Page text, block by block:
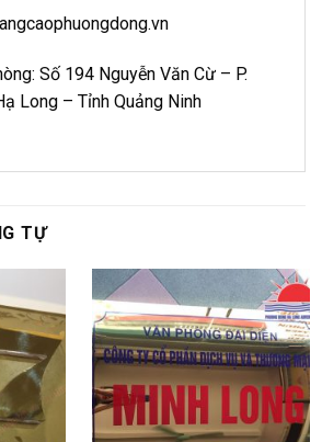
Số 194 Nguyễn Văn Cừ – P.
Long – Tỉnh Quảng Ninh
TỰ